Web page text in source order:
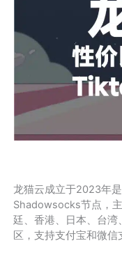
龙猫云成立于2023年
Shadowsocks节点，
廷、香港、日本、台
区，支持支付宝和微信